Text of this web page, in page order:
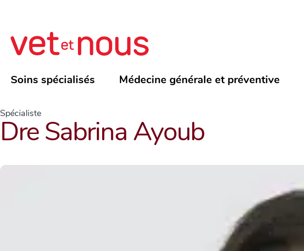
Soins spécialisés Médecine générale et préventive
Spécialiste
Dre Sabrina Ayoub